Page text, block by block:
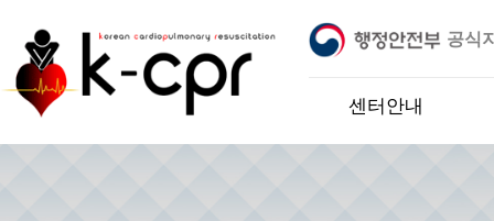
공식
※ 케이씨피알교육센터는 행정안전부 어린
기관 입니다.
센터안내